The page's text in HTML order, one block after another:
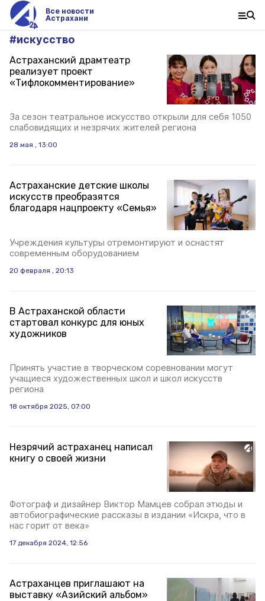
Все новости
Астрахани
#искусство
Астраханский драмтеатр
реализует проект
«Тифлокомментирование»
За сезон театральное искусство открыли для себя 1050
слабовидящих и незрячих жителей региона
28 мая , 13:00
Астраханские детские школы
искусств преобразятся
благодаря нацпроекту «Семья»
Учреждения культуры отремонтируют и оснастят
современным оборудованием
20 февраля , 20:13
В Астраханской области
стартовал конкурс для юных
художников
Принять участие в творческом соревновании могут
учащиеся художественных школ и школ искусств
региона
18 октября 2025, 07:00
Незрячий астраханец написал
книгу о своей жизни
Фотограф и дизайнер Виктор Мамцев собрал этюды и
автобиографические рассказы в издании «Искра, что в
нас горит от века»
17 декабря 2024, 12:56
Астраханцев приглашают на
выставку «Азийский альбом»